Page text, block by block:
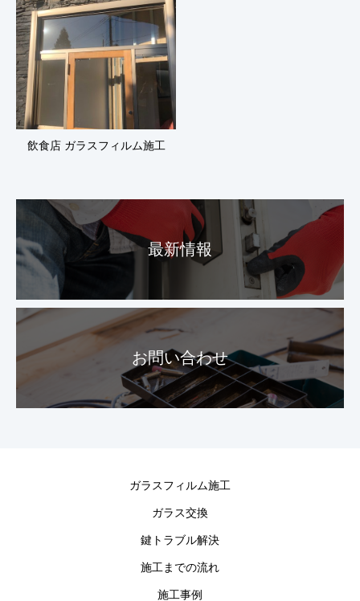
飲食店 ガラスフィルム施工
最新情報
お問い合わせ
ガラスフィルム施工
ガラス交換
鍵トラブル解決
施工までの流れ
施工事例